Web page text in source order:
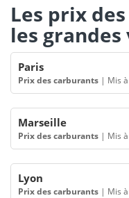
Les prix
les grandes
Paris
Prix des carburants | Mis
Marseille
Prix des carburants | Mis
Lyon
Prix des carburants | Mis